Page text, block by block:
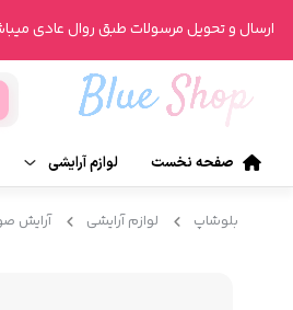
ارسال و تحویل مرسولات طبق روال عادی
صفحه نخست لوازم آرایشی
آرایش صورت بلوشاپ لوازم آرایشی آرایش